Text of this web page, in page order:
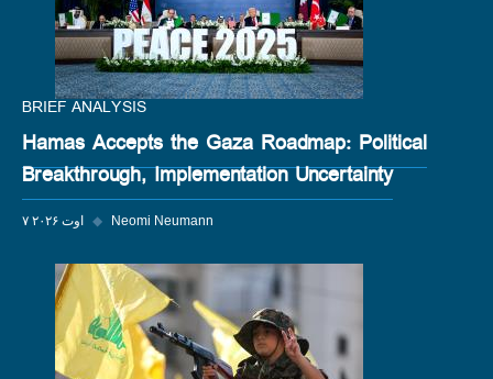
BRIEF ANALYSIS
Hamas Accepts the Gaza Roadmap: Political
Breakthrough, Implementation Uncertainty
۷ اوت ۲۰۲۶ ◆ Neomi Neumann